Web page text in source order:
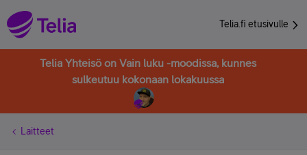
Telia.fi etusivulle
Telia Yhteisö on Vain luku -moodissa, kunnes
sulkeutuu kokonaan lokakuussa
Laitteet